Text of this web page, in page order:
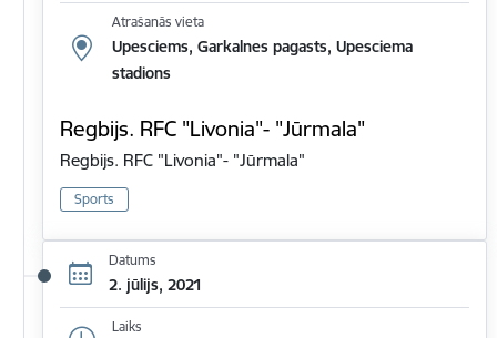
Atrašanās vieta
Upesciems, Garkalnes pagasts, Upesciema
stadions
Regbijs. RFC "Livonia"- "Jūrmala"
Regbijs. RFC "Livonia"- "Jūrmala"
Sports
Datums
2. jūlijs, 2021
Laiks